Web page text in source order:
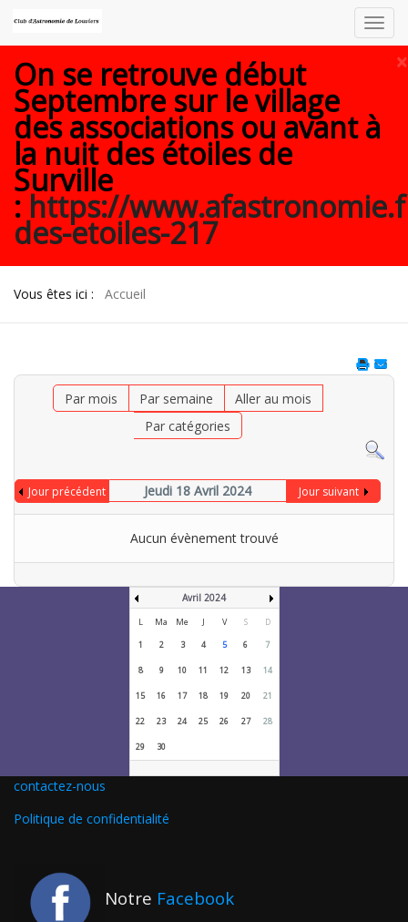
×
On se retrouve début
Septembre sur le village
des associations ou avant à
la nuit des étoiles de
Surville
: https://
des-etoiles-217
Vous êtes ici : Accueil
Par mois Par semaine
Aller au mois
Par catégories
Jour précédent Jeudi 18 Avril 2024 Jour suivant
Aucun évènement trouvé
Avril 2024
L Ma Me J V S
D
1
2 3 4 5 6 7
8 9 10 11 12 13 14
15 16 17 18 19 20 21
22 23 24 25 26 27 28
29 30
contactez-nous
Politique de confidentialité
Notre Facebook